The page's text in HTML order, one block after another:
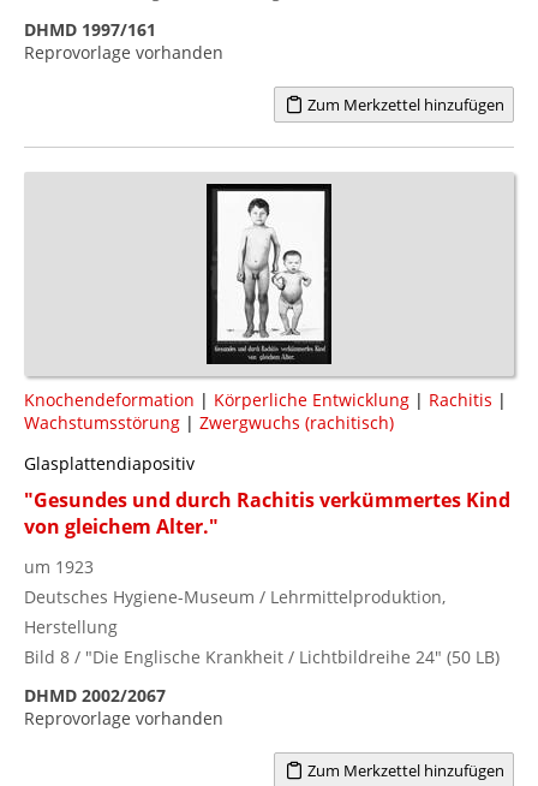
DHMD 1997/161
Reprovorlage vorhanden
Zum Merkzettel hinzufügen
Knochendeformation | Körperliche Entwicklung | Rachitis |
Wachstumsstörung | Zwergwuchs (rachitisch)
Glasplattendiapositiv
"Gesundes und durch Rachitis verkümmertes Kind
von gleichem Alter."
um 1923
Deutsches Hygiene-Museum / Lehrmittelproduktion,
Herstellung
Bild 8 / "Die Englische Krankheit / Lichtbildreihe 24" (50 LB)
DHMD 2002/2067
Reprovorlage vorhanden
Zum Merkzettel hinzufügen